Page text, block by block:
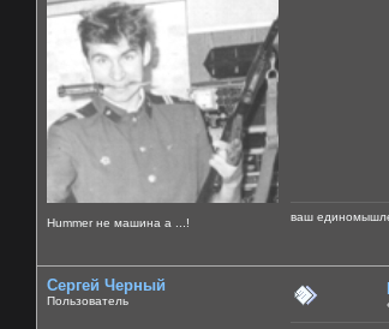
Нummer не машина а ...! ваш
Сергей Черный
Пользователь